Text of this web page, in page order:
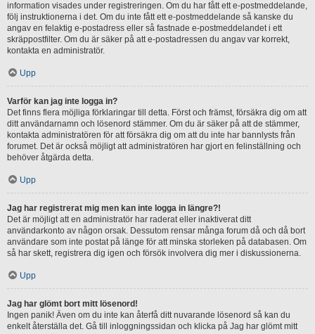
information visades under registreringen. Om du har fått ett e-postmeddelande,
följ instruktionerna i det. Om du inte fått ett e-postmeddelande så kanske du
angav en felaktig e-postadress eller så fastnade e-postmeddelandet i ett
skräppostfilter. Om du är säker på att e-postadressen du angav var korrekt,
kontakta en administratör.
Upp
Varför kan jag inte logga in?
Det finns flera möjliga förklaringar till detta. Först och främst, försäkra dig om att
ditt användarnamn och lösenord stämmer. Om du är säker på att de stämmer,
kontakta administratören för att försäkra dig om att du inte har bannlysts från
forumet. Det är också möjligt att administratören har gjort en felinställning och
behöver åtgärda detta.
Upp
Jag har registrerat mig men kan inte logga in längre?!
Det är möjligt att en administratör har raderat eller inaktiverat ditt
användarkonto av någon orsak. Dessutom rensar många forum då och då bort
användare som inte postat på länge för att minska storleken på databasen. Om
så har skett, registrera dig igen och försök involvera dig mer i diskussionerna.
Upp
Jag har glömt bort mitt lösenord!
Ingen panik! Även om du inte kan återfå ditt nuvarande lösenord så kan du
enkelt återställa det. Gå till inloggningssidan och klicka på Jag har glömt mitt